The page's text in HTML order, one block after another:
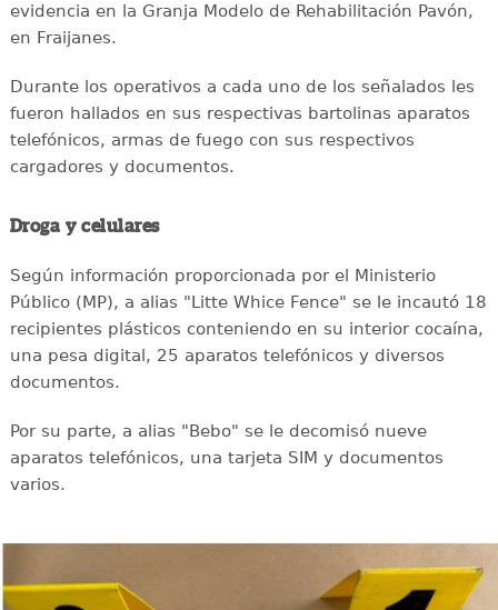
evidencia en la Granja Modelo de Rehabilitación Pavón,
en Fraijanes.
Durante los operativos a cada uno de los señalados les
fueron hallados en sus respectivas bartolinas aparatos
telefónicos, armas de fuego con sus respectivos
cargadores y documentos.
Droga y celulares
Según información proporcionada por el Ministerio
Público (MP), a alias "Litte Whice Fence" se le incautó 18
recipientes plásticos conteniendo en su interior cocaína,
una pesa digital, 25 aparatos telefónicos y diversos
documentos.
Por su parte, a alias "Bebo" se le decomisó nueve
aparatos telefónicos, una tarjeta SIM y documentos
varios.